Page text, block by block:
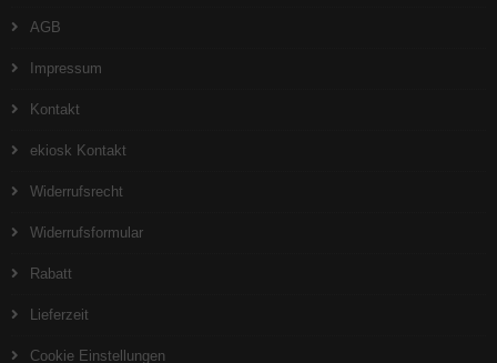
AGB
Impressum
Kontakt
ekiosk Kontakt
Widerrufsrecht
Widerrufsformular
Rabatt
Lieferzeit
Cookie Einstellungen